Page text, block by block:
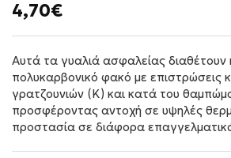
4,70€
Αυτά τα γυαλιά ασφαλείας διαθέτουν
πολυκαρβονικό φακό με επιστρώσεις
γρατζουνιών (K) και κατά του
προσφέροντας αντοχή σε υψηλές
προστασία σε διάφορα